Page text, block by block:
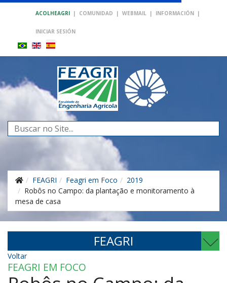
ACOLHEAGRI | COMUNIDAD | WEBMAIL | INFORMACIÓN |
INICIAR SESIÓN
Buscar...
FEAGRI Feagri em Foco
2019
Robôs no Campo: da plantação e monitoramento à
mesa de casa
FEAGRI
Voltar
FEAGRI EM FOCO